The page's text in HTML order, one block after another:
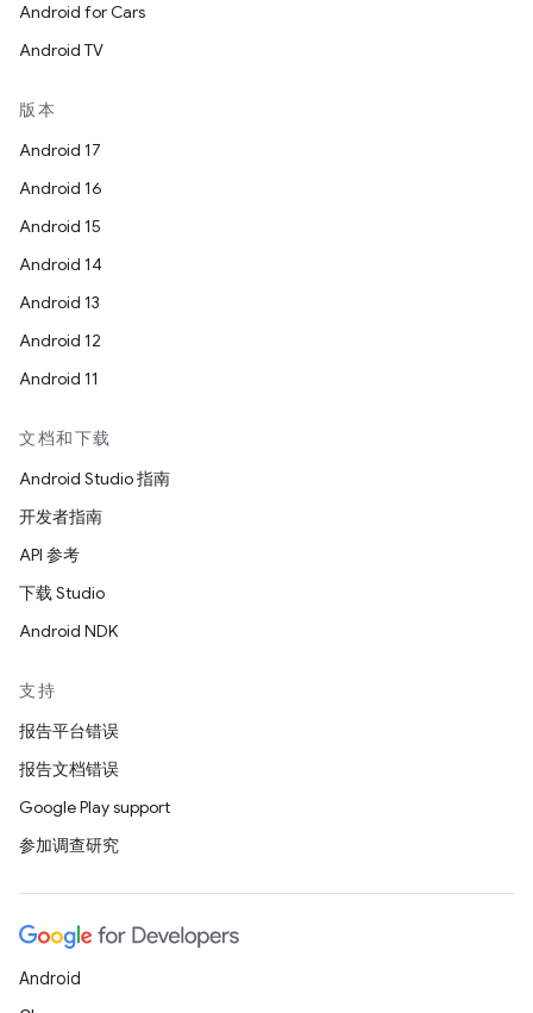
Android for Cars
Android TV
版本
Android 17
Android 16
Android 15
Android 14
Android 13
Android 12
Android 11
文档和下载
Android Studio 指南
开发者指南
API 参考
下载 Studio
Android NDK
支持
报告平台错误
报告文档错误
Google Play support
参加调查研究
Android